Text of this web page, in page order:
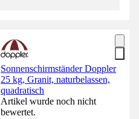
Sonnenschirmständer Doppler
25 kg, Granit, naturbelassen,
quadratisch
Artikel wurde noch nicht
bewertet.